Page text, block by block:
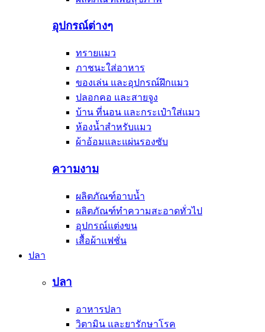
อุปกรณ์ต่างๆ
ทรายแมว
ภาชนะใส่อาหาร
ของเล่น และอุปกรณ์ฝึกแมว
ปลอกคอ และสายจูง
บ้าน ที่นอน และกระเป๋าใส่แมว
ห้องน้ำสำหรับแมว
ผ้าอ้อมและแผ่นรองซับ
ความงาม
ผลิตภัณฑ์อาบน้ำ
ผลิตภัณฑ์ทำความสะอาดทั่วไป
อุปกรณ์แต่งขน
เสื้อผ้าแฟชั่น
ปลา
ปลา
อาหารปลา
วิตามิน และยารักษาโรค